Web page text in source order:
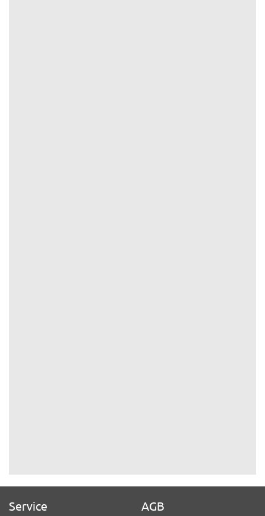
Service AGB